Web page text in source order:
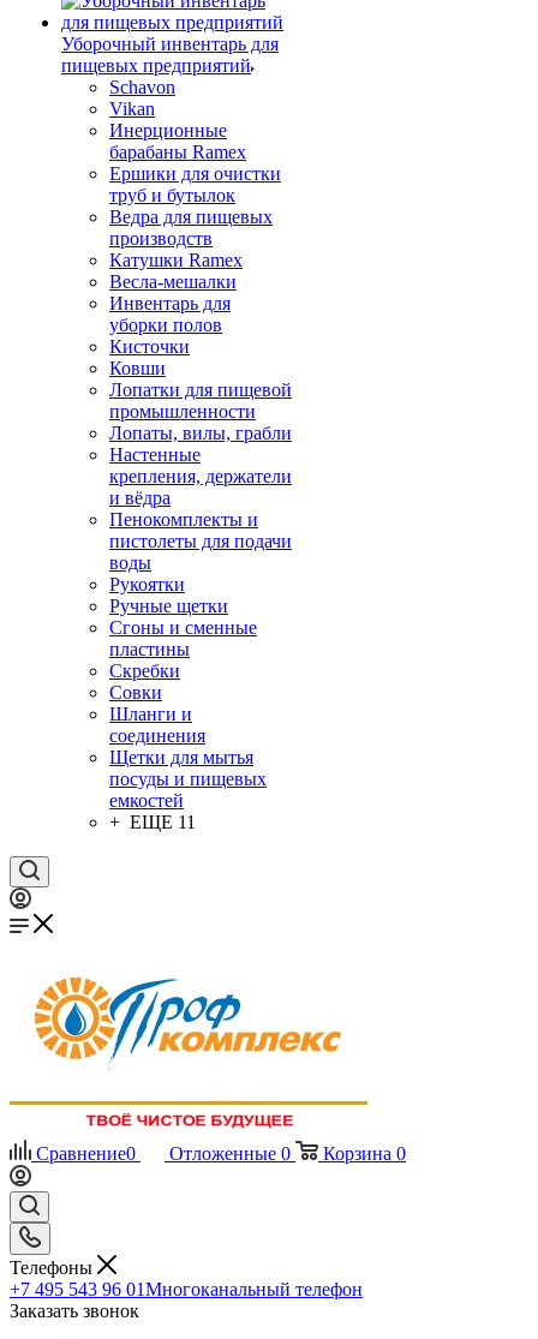
Уборочный инвентарь для
пищевых предприятий
Schavon
Vikan
Инерционные
барабаны Ramex
Ершики для очистки
труб и бутылок
Ведра для пищевых
производств
Катушки Ramex
Весла-мешалки
Инвентарь для
уборки полов
Кисточки
Ковши
Лопатки для пищевой
промышленности
Лопаты, вилы, грабли
Настенные
крепления, держатели
и вёдра
Пенокомплекты и
пистолеты для подачи
воды
Рукоятки
Ручные щетки
Сгоны и сменные
пластины
Скребки
Совки
Шланги и
соединения
Щетки для мытья
посуды и пищевых
емкостей
+ ЕЩЕ 11
Сравнение0 Отложенные 0 Корзина 0
Телефоны
+7 495 543 96 01Многоканальный телефон
Заказать звонок